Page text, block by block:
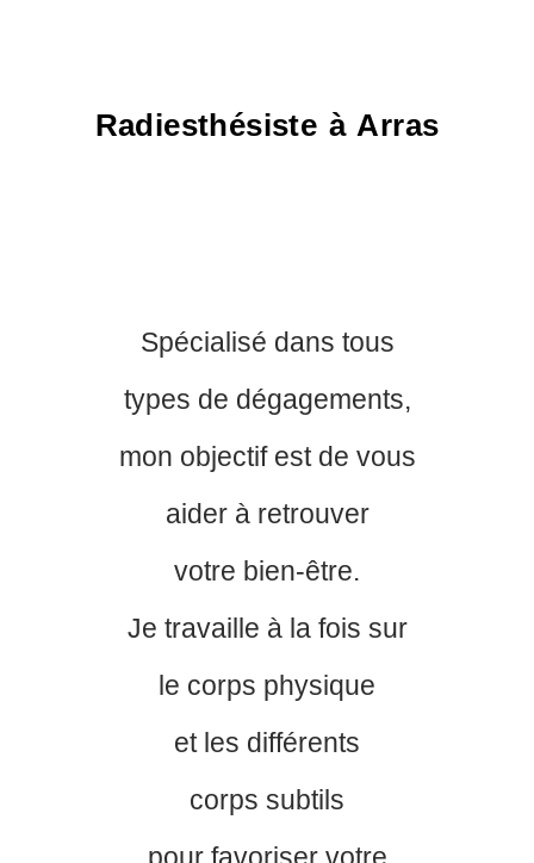
Radiesthésiste à Arras
Spécialisé dans tous
types de dégagements,
mon objectif est de vous
aider à retrouver
votre bien-être.
Je travaille à la fois sur
le corps physique
et les différents
corps subtils